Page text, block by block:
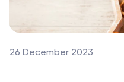
26 December 2023